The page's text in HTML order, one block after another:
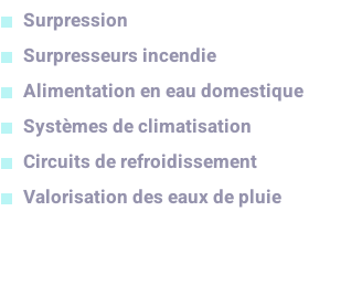
Surpression
Surpresseurs incendie
Alimentation en eau domestique
Systèmes de climatisation
Circuits de refroidissement
Valorisation des eaux de pluie